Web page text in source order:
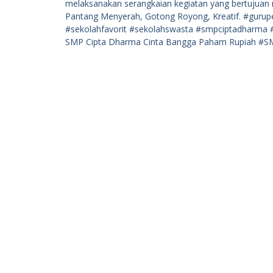
SMP Cipta Dharma Cinta Bangga Paham Rupiah